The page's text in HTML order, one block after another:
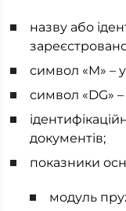
назву або
символ «M» –
символ «DG»
документів;
показники
модуль